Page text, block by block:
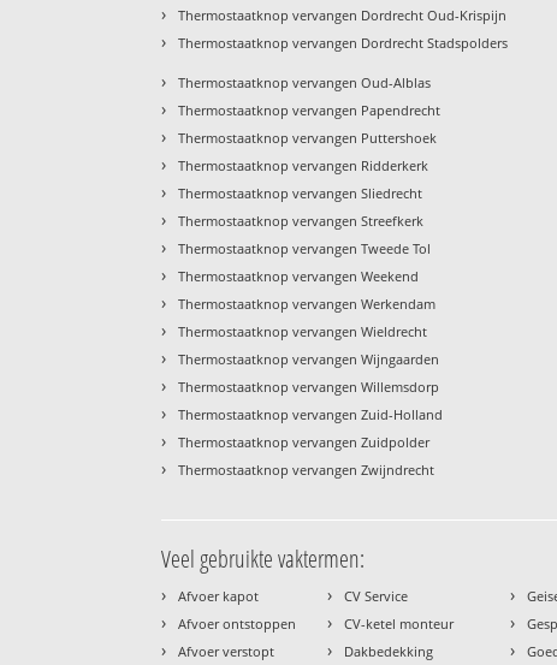
› Thermostaatknop vervangen Dordrecht Oud-Krispijn
› Thermostaatknop vervangen Dordrecht Stadspolders
› Thermostaatknop vervangen Oud-Alblas
› Thermostaatknop vervangen Papendrecht
› Thermostaatknop vervangen Puttershoek
› Thermostaatknop vervangen Ridderkerk
› Thermostaatknop vervangen Sliedrecht
› Thermostaatknop vervangen Streefkerk
› Thermostaatknop vervangen Tweede Tol
› Thermostaatknop vervangen Weekend
› Thermostaatknop vervangen Werkendam
› Thermostaatknop vervangen Wieldrecht
› Thermostaatknop vervangen Wijngaarden
› Thermostaatknop vervangen Willemsdorp
› Thermostaatknop vervangen Zuid-Holland
› Thermostaatknop vervangen Zuidpolder
› Thermostaatknop vervangen Zwijndrecht
Veel gebruikte vaktermen:
› Afvoer kapot
› Afvoer ontstoppen
› Afvoer verstopt
› CV Service
› CV-ketel monteur
› Dakbedekking
›
›
›